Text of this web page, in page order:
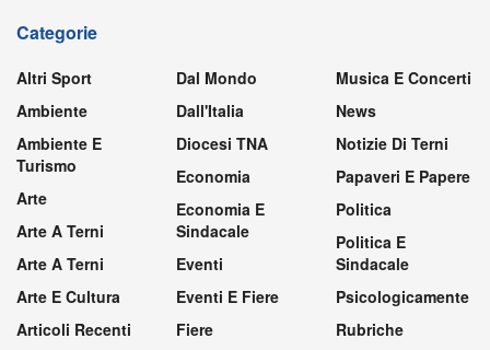
Categorie
Altri Sport
Ambiente
Ambiente E
Turismo
Arte
Arte A Terni
Arte A Terni
Arte E Cultura
Articoli Recenti
Dal Mondo
Dall'Italia
Diocesi TNA
Economia
Economia E
Sindacale
Eventi
Eventi E Fiere
Fiere
Musica E Concerti
News
Notizie Di Terni
Papaveri E Papere
Politica
Politica E
Sindacale
Psicologicamente
Rubriche